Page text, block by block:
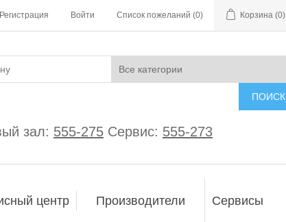
Регистрация Войти Список пожеланий (0) Корзина (0)
ПОИСК
зал: 555-275 Сервис: 555-273
центр Производители Сервисы